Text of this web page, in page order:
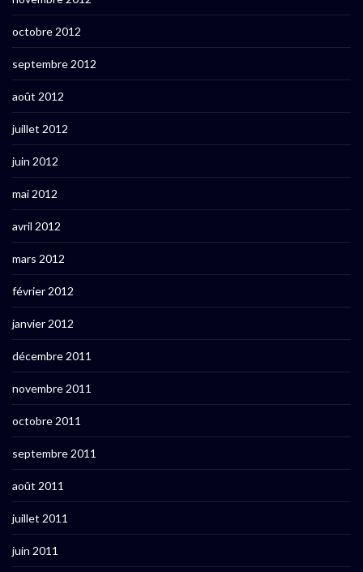
octobre 2012
septembre 2012
août 2012
juillet 2012
juin 2012
mai 2012
avril 2012
mars 2012
février 2012
janvier 2012
décembre 2011
novembre 2011
octobre 2011
septembre 2011
août 2011
juillet 2011
juin 2011